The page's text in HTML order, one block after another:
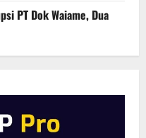
PT Dok Waiame, Dua